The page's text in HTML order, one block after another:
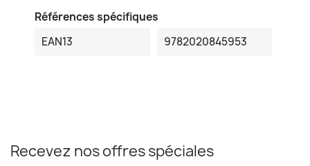
Références spécifiques
EAN13
9782020845953
Recevez nos offres spéciales